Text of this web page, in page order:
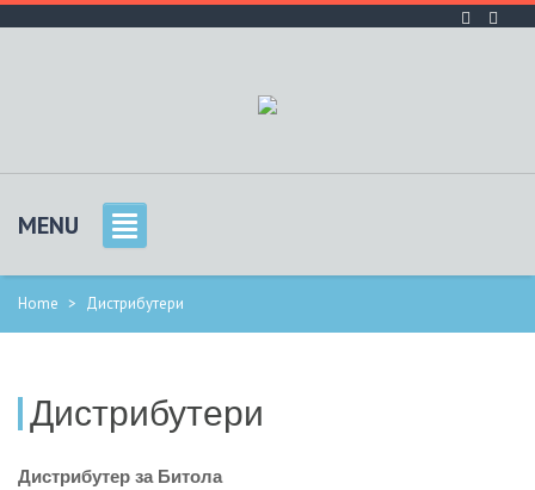
MENU
Home > Дистрибутери
Дистрибутери
Дистрибутер за Битола